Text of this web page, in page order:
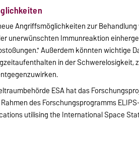
Angriffsmöglichkeiten zur
unerwünschten Immunreaktion
Außerdem könnten wichtige
in der Schwerelosigkeit,
ESA hat das
des Forschungsprogramms
utilising the International Space